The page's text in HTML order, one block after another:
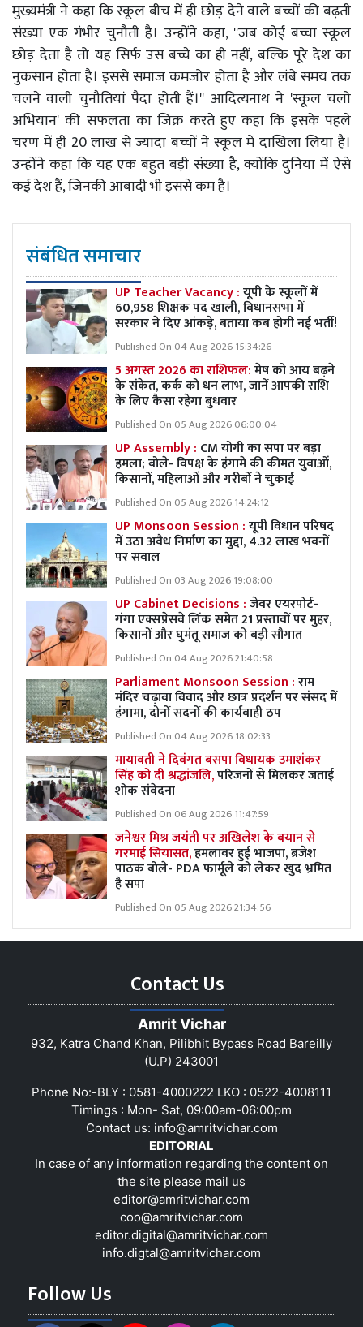
मुख्यमंत्री ने कहा कि स्कूल बीच में ही छोड़ देने वाले बच्चों की बढ़ती
संख्या एक गंभीर चुनौती है। उन्होंने कहा, ''जब कोई बच्चा स्कूल
छोड़ देता है तो यह सिर्फ उस बच्चे का ही नहीं, बल्कि पूरे देश का
नुकसान होता है। इससे समाज कमजोर होता है और लंबे समय तक
चलने वाली चुनौतियां पैदा होती हैं।'' आदित्यनाथ ने 'स्कूल चलो
अभियान' की सफलता का जिक्र करते हुए कहा कि इसके पहले
चरण में ही 20 लाख से ज्यादा बच्चों ने स्कूल में दाखिला लिया है।
उन्होंने कहा कि यह एक बहुत बड़ी संख्या है, क्योंकि दुनिया में ऐसे
कई देश हैं, जिनकी आबादी भी इससे कम है।
संबंधित समाचार
UP Teacher Vacancy :यूपी के स्कूलों में
60,958 शिक्षक पद खाली, विधानसभा में
सरकार ने दिए आंकड़े, बताया कब होगी नई भर्ती!
Published On 04 Aug 2026 15:34:26
5 अगस्त 2026 का राशिफल:मेष को आय बढ़ने
के संकेत, कर्क को धन लाभ, जानें आपकी राशि
के लिए कैसा रहेगा बुधवार
Published On 05 Aug 2026 06:00:04
UP Assembly : CM योगी का सपा पर बड़ा
हमला; बोले- विपक्ष के हंगामे की कीमत युवाओं,
किसानों, महिलाओं और गरीबों ने चुकाई
Published On 05 Aug 2026 14:24:12
UP Monsoon Session :यूपी विधान परिषद
में उठा अवैध निर्माण का मुद्दा, 4.32 लाख भवनों
पर सवाल
Published On 03 Aug 2026 19:08:00
UP Cabinet Decisions :जेवर एयरपोर्ट-
गंगा एक्सप्रेसवे लिंक समेत 21 प्रस्तावों पर मुहर,
किसानों और घुमंतू समाज को बड़ी सौगात
Published On 04 Aug 2026 21:40:58
Parliament Monsoon Session :राम
मंदिर चढ़ावा विवाद और छात्र प्रदर्शन पर संसद में
हंगामा, दोनों सदनों की कार्यवाही ठप
Published On 04 Aug 2026 18:02:33
मायावती ने दिवंगत बसपा विधायक उमाशंकर
सिंह को दी श्रद्धांजलि,परिजनों से मिलकर जताई
शोक संवेदना
Published On 06 Aug 2026 11:47:59
जनेश्वर मिश्र जयंती पर अखिलेश के बयान से
गरमाई सियासत,हमलावर हुई भाजपा, ब्रजेश
पाठक बोले- PDA फार्मूले को लेकर खुद भ्रमित
है सपा
Published On 05 Aug 2026 21:34:56
Contact Us
Amrit Vichar
932, Katra Chand Khan, Pilibhit Bypass Road Bareilly
(U.P) 243001
Phone No:-BLY : 0581-4000222 LKO : 0522-4008111
Timings : Mon- Sat, 09:00am-06:00pm
Contact us: info@amritvichar.com
EDITORIAL
In case of any information regarding the content on
the site please mail us
editor@amritvichar.com
coo@amritvichar.com
editor.digital@amritvichar.com
info.digtal@amritvichar.com
Follow Us